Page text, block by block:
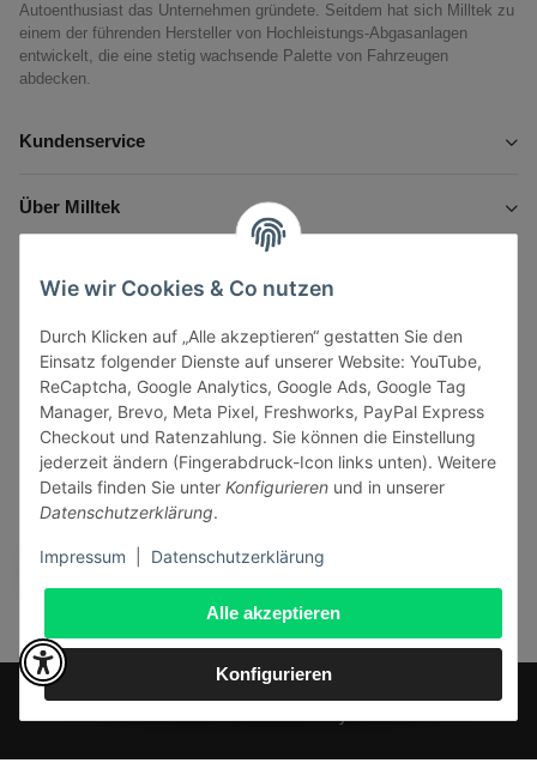
Alle akzeptieren
Konfigurieren
Wie wir Cookies & Co nutzen
Durch Klicken auf „Alle akzeptieren“ gestatten Sie den
Einsatz folgender Dienste auf unserer Website: YouTube,
ReCaptcha, Google Analytics, Google Ads, Google Tag
Manager, Brevo, Meta Pixel, Freshworks, PayPal Express
Checkout und Ratenzahlung. Sie können die Einstellung
jederzeit ändern (Fingerabdruck-Icon links unten). Weitere
Details finden Sie unter Konfigurieren und in unserer
Datenschutzerklärung.
Impressum Datenschutzerklärung
Autoenthusiast das Unternehmen gründete. Seitdem hat sich Milltek zu
einem der führenden Hersteller von Hochleistungs-Abgasanlagen
entwickelt, die eine stetig wachsende Palette von Fahrzeugen
abdecken.
Kundenservice
Über Milltek
Gesetzliche Informationen
Vertrag widerrufen
Sicher bezahlen via:
© J+A Handels GmbH
Perfected byDreizack Medien.